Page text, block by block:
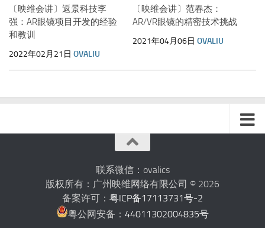
〔映维会讲〕返景科技李
强：AR眼镜项目开发的经验
和教训
2022年02月21日 OVALIU
〔映维会讲〕范春杰：
AR/VR眼镜的精密技术挑战
2021年04月06日 OVALIU
联系微信：ovalics
版权所有：广州映维网络有限公司 © 2026
备案许可： 粤ICP备17113731号-2
粤公网安备： 44011302004835号